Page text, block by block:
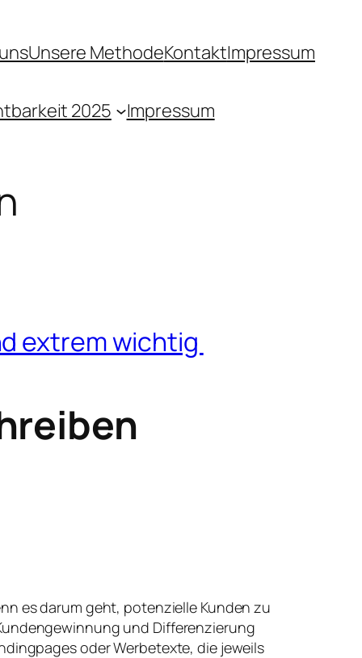
Unsere MethodeKontaktImpressum
2025 Impressum
extrem wichtig
es darum geht, potenzielle Kunden zu
und Differenzierung
oder Werbetexte, die jeweils